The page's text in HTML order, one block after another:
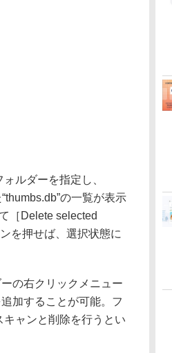
ルダーを指定し、
の一覧が表示
［Delete selected
を押せば、選択状態に
の右クリックメニュー
加することが可能。フ
キャンと削除を行うとい